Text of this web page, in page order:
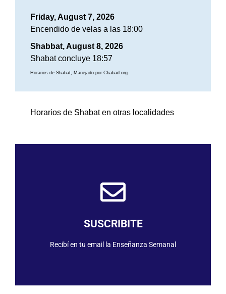
Friday, August 7, 2026
Encendido de velas a las 18:00
Shabbat, August 8, 2026
Shabat concluye 18:57
Horarios de Shabat, Manejado por Chabad.org
Horarios de Shabat en otras localidades
SUSCRIBITE
Recibí en tu email la Enseñanza Semanal